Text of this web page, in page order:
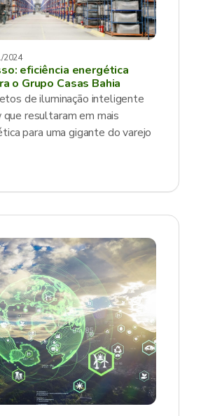
2024
eficiência energética
o Grupo Casas Bahia
de iluminação inteligente
resultaram em mais
para uma gigante do varejo